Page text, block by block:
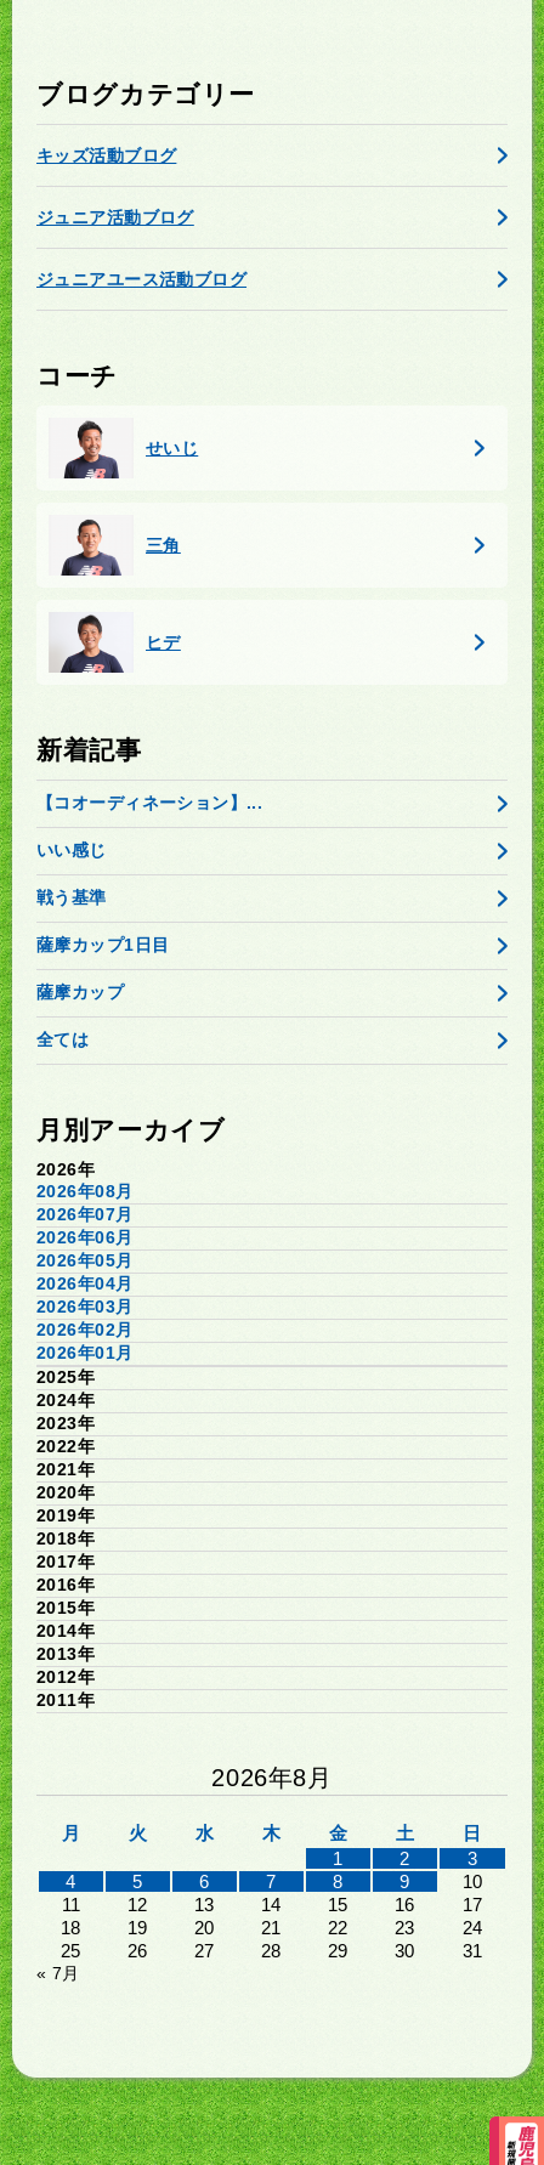
ブログカテゴリー
キッズ活動ブログ
ジュニア活動ブログ
ジュニアユース活動ブログ
コーチ
せいじ
三角
ヒデ
新着記事
【コオーディネーション】...
いい感じ
戦う基準
薩摩カップ1日目
薩摩カップ
全ては
月別アーカイブ
2026年
2026年08月
2026年07月
2026年06月
2026年05月
2026年04月
2026年03月
2026年02月
2026年01月
2025年
2024年
2023年
2022年
2021年
2020年
2019年
2018年
2017年
2016年
2015年
2014年
2013年
2012年
2011年
2026年8月
月 火 水 木 金 土
日
1
2
3
4
5 6 7 8 9
10
11
12 13 14 15 16
17
18
19 20 21 22 23
24
25
26 27 28 29 30 31
« 7月